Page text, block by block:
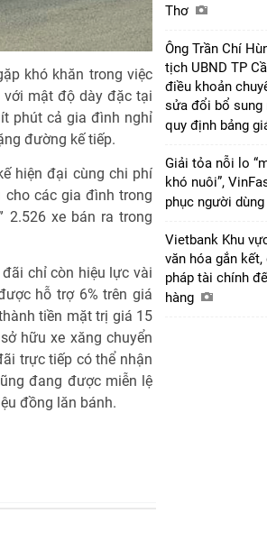
khó khăn trong việc
với mật độ dày đặc tại
phút cả gia đình nghỉ
đường kế tiếp.
hiện đại cùng chi phí
các gia đình trong
2.526 xe bán ra trong
chỉ còn hiệu lực vài
hỗ trợ 6% trên giá
tiền mặt trị giá 15
hữu xe xăng chuyển
trực tiếp có thể nhận
đang được miễn lệ
đồng lăn bánh.
Thơ
Ông Trần Chí
tịch UBND TP
điều khoản
sửa đổi bổ sung
quy định bảng
Giải tỏa nỗi lo
khó nuôi”,
phục người
Vietbank Khu
văn hóa gắn
pháp tài chính
hàng